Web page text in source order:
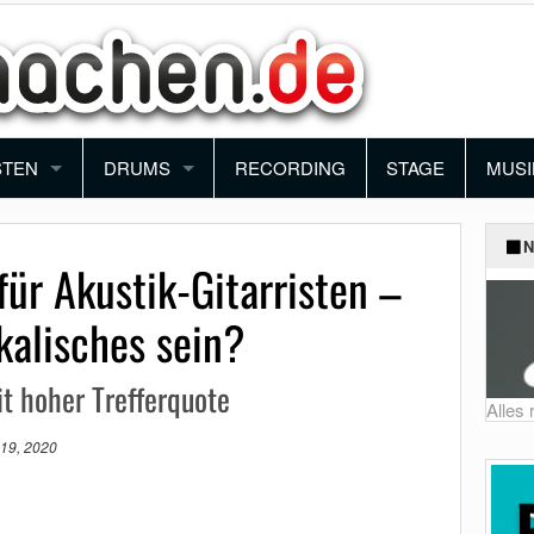
DRUMS
SCHLAGZEUG
PERCUSSION
RECORDING STAGE
FUN
Akustik-Gitarristen –
sein?
hoher Trefferquote
2020
Alles